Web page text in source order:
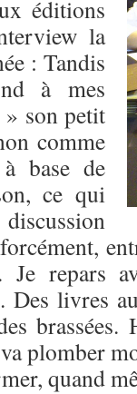
éditions
la
: Tandis
à mes
son petit
comme
base de
ce qui
Je repars
Des livres
brassées.
plomber
quand